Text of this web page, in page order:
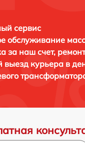
сервис
обслуживание
за наш счет,
выезд курьера в